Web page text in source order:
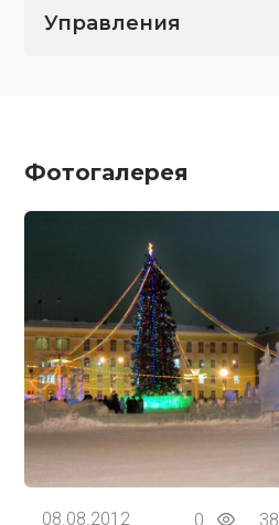
Управления
Фотогалерея
08.08.2012
0 38